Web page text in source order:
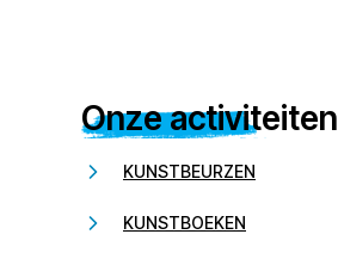
Onze activiteiten
KUNSTBEURZEN
KUNSTBOEKEN